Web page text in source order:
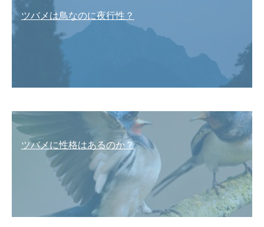
ツバメは鳥なのに夜行性？
ツバメに性格はあるのか？